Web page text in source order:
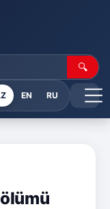
🔍
EN RU